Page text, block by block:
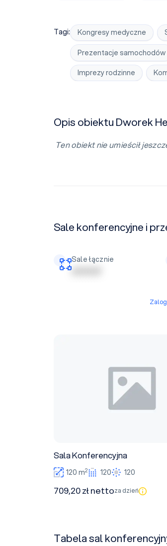
Tagi: Kongresy medyczne
Prezentacje samochodów
Imprezy rodzinne
Opis obiektu Dworek
Ten obiekt nie umieścił
Sale konferencyjne i
Sale łącznie
| | | | | | | | | |
Sala Konferencyjna
120 m2 120 120
709,20 zł nettoza dzień
Tabela sal